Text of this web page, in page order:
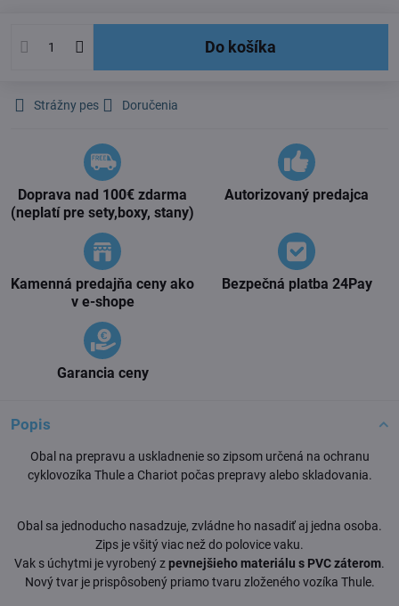
Do košíka
Strážny pes Doručenia
Doprava nad 100€ zdarma
(neplatí pre sety,boxy, stany)
Autorizovaný predajca
Kamenná predajňa ceny ako
v e-shope
Bezpečná platba 24Pay
Garancia ceny
Popis
Obal na prepravu a uskladnenie so zipsom určená na ochranu
cyklovozíka Thule a Chariot počas prepravy alebo skladovania.
Obal sa jednoducho nasadzuje, zvládne ho nasadiť aj jedna osoba.
Zips je všitý viac než do polovice vaku.
Vak s úchytmi je vyrobený zpevnejšieho materiálu s PVC záterom.
Nový tvar je prispôsobený priamo tvaru zloženého vozíka Thule.